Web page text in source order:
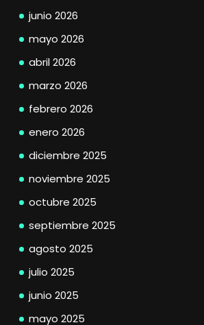
junio 2026
mayo 2026
abril 2026
marzo 2026
febrero 2026
enero 2026
diciembre 2025
noviembre 2025
octubre 2025
septiembre 2025
agosto 2025
julio 2025
junio 2025
mayo 2025